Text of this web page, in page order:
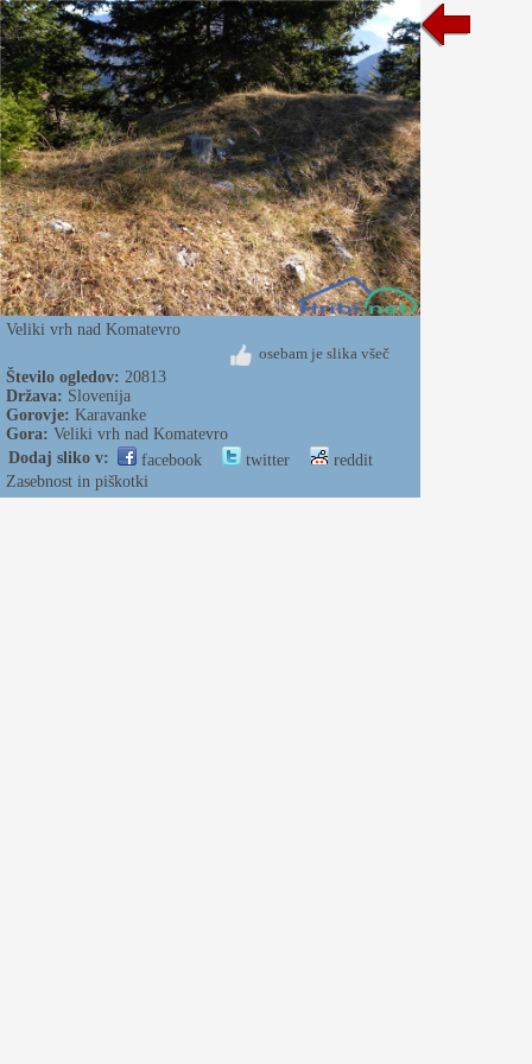
Veliki vrh nad Komatevro
osebam je slika všeč
Število ogledov: 20813
Država: Slovenija
Gorovje: Karavanke
Gora: Veliki vrh nad Komatevro
Dodaj sliko v:
facebook twitter
reddit
Zasebnost in piškotki